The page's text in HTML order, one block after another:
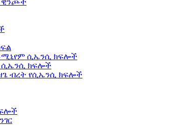
ዊንጮች
ሲኤንሲ ክፍሎች
ሲኤንሲ ክፍሎች
ብረት የሲኤንሲ ክፍሎች